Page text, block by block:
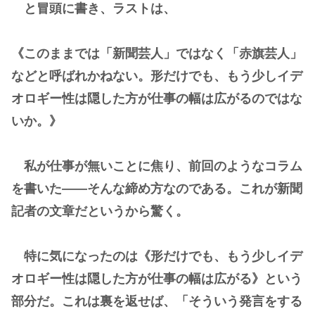
と冒頭に書き、ラストは、
《このままでは「新聞芸人」ではなく「赤旗芸人」
などと呼ばれかねない。形だけでも、もう少しイデ
オロギー性は隠した方が仕事の幅は広がるのではな
いか。》
私が仕事が無いことに焦り、前回のようなコラム
を書いた――そんな締め方なのである。これが新聞
記者の文章だというから驚く。
特に気になったのは《形だけでも、もう少しイデ
オロギー性は隠した方が仕事の幅は広がる》という
部分だ。これは裏を返せば、「そういう発言をする